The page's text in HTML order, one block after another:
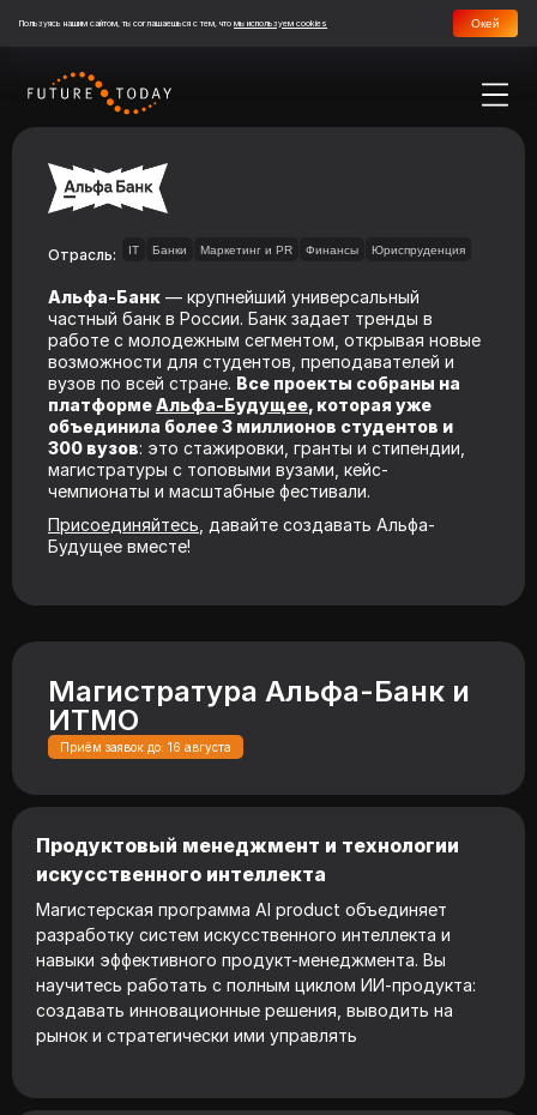
Пользуясь нашим сайтом, ты соглашаешься с тем, что мы используем cookies Окей
Отрасль: IT Банки Маркетинг и PR Финансы Юриспруденция
Альфа-Банк — крупнейший универсальный
частный банк в России. Банк задает тренды в
работе с молодежным сегментом, открывая новые
возможности для студентов, преподавателей и
вузов по всей стране. Все проекты собраны на
платформеАльфа-Будущее, которая уже
объединила более 3 миллионов студентов и
300 вузов: это стажировки, гранты и стипендии,
магистратуры с топовыми вузами, кейс-
чемпионаты и масштабные фестивали.
Присоединяйтесь , давайте создавать Альфа-
Будущее вместе!
Магистратура Альфа-Банк и
ИТМО
Приём заявок до: 16 августа
Продуктовый менеджмент и технологии
искусственного интеллекта
Магистерская программа AI product объединяет
разработку систем искусственного интеллекта и
навыки эффективного продукт-менеджмента. Вы
научитесь работать с полным циклом ИИ-продукта:
создавать инновационные решения, выводить на
рынок и стратегически ими управлять